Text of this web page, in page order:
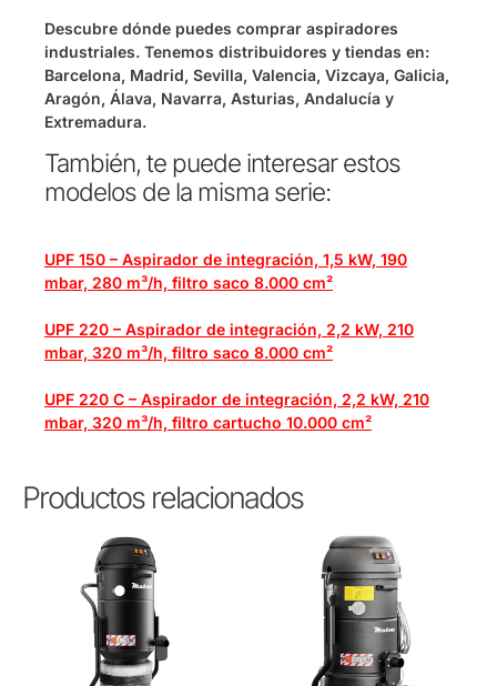
Descubre dónde puedes comprar aspiradores
industriales. Tenemos distribuidores y tiendas en:
Barcelona, Madrid, Sevilla, Valencia, Vizcaya, Galicia,
Aragón, Álava, Navarra, Asturias, Andalucía y
Extremadura.
También, te puede interesar estos
modelos de la misma serie:
UPF 150 – Aspirador de integración, 1,5 kW, 190
mbar, 280 m³/h, filtro saco 8.000 cm²
UPF 220 – Aspirador de integración, 2,2 kW, 210
mbar, 320 m³/h, filtro saco 8.000 cm²
UPF 220 C – Aspirador de integración, 2,2 kW, 210
mbar, 320 m³/h, filtro cartucho 10.000 cm²
Productos relacionados